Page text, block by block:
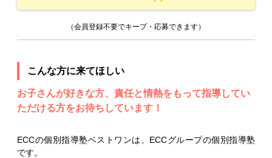
（会員登録不要でキープ・応募できます）
こんな方に来てほしい
お子さんが好きな方、責任と情熱をもって指導してい
ただける方をお待ちしています！
ECCの個別指導塾ベストワンは、ECCグループの個別指導塾
です。